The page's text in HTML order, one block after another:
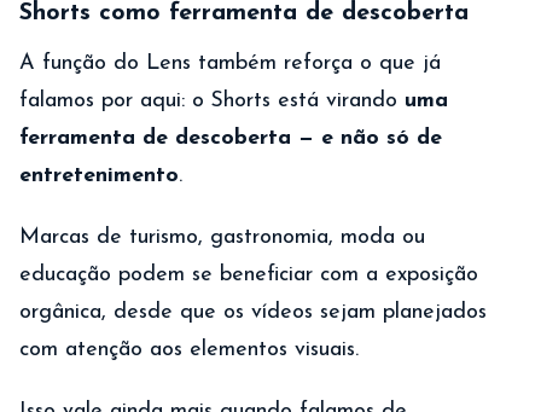
Shorts como ferramenta de descoberta
A função do Lens também reforça o que já
falamos por aqui: o Shorts está virando uma
ferramenta de descoberta — e não só de
entretenimento.
Marcas de turismo, gastronomia, moda ou
educação podem se beneficiar com a exposição
orgânica, desde que os vídeos sejam planejados
com atenção aos elementos visuais.